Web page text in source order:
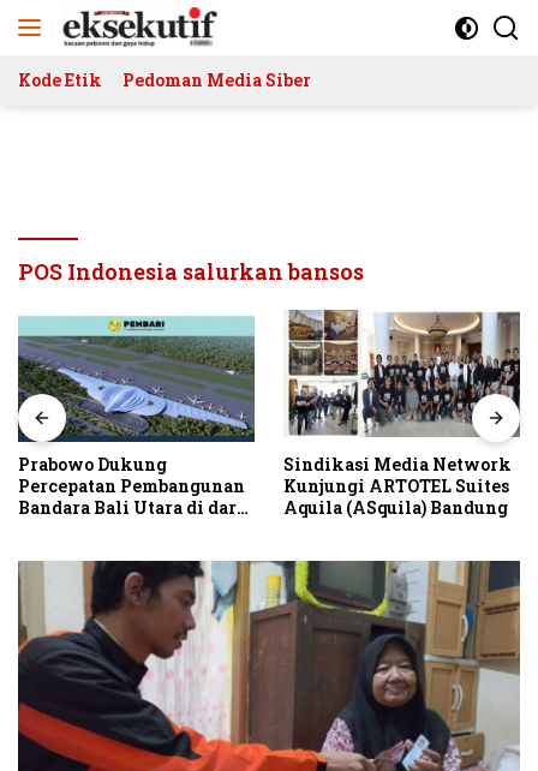
Kode Etik Pedoman Media Siber
POS Indonesia salurkan bansos
Sindikasi Media Network
Kunjungi ARTOTEL Suites
Aquila (ASquila) Bandung
MUSDA I DPD ARUN
Jakarta: Dari Konsolidasi
Menuju Asta Cita